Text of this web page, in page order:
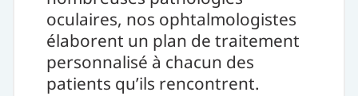
oculaires, nos ophtalmologistes
élaborent un plan de traitement
personnalisé à chacun des
patients qu’ils rencontrent.